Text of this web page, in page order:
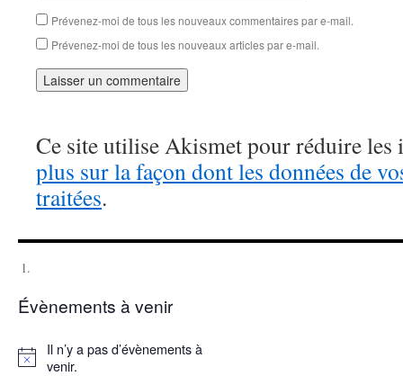
Prévenez-moi de tous les nouveaux commentaires par e-mail.
Prévenez-moi de tous les nouveaux articles par e-mail.
Ce site utilise Akismet pour réduire les
plus sur la façon dont les données de
traitées.
Évènements à venir
Notice
Il n’y a pas d’évènements à
venir.